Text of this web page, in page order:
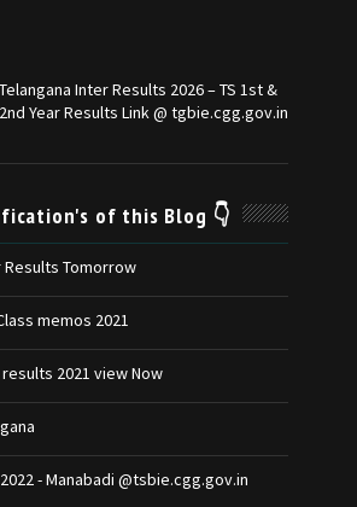
Telangana Inter Results 2026 – TS 1st &
2nd Year Results Link @ tgbie.cgg.gov.in
of this Blog 👇
Results Tomorrow
memos 2021
2021 view Now
- Manabadi @tsbie.cgg.gov.in